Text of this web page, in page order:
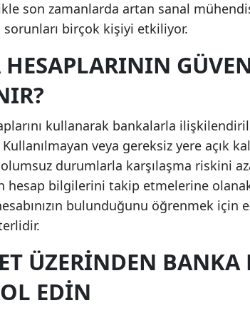
son zamanlarda artan sanal
birçok kişiyi etkiliyor.
kullanarak bankalarla
veya gereksiz yere açık
olumsuz durumlarla karşılaşma riskini
hesap bilgilerini takip etmelerine
bulunduğunu öğrenmek için
ÜZERINDEN
EDIN